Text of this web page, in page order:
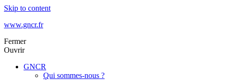
Skip to content
www.gncr.fr
Fermer
Ouvrir
GNCR
Qui sommes-nous ?